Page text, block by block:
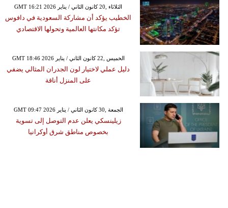
GMT 16:21 2026 الثلاثاء ,20 كانون الثاني / يناير
الخطيب يؤكد أن مشاركة السعودية في دافوس
تؤكد مكانتها العالمية وتحولها الاقتصادي
GMT 18:46 2026 الخميس ,22 كانون الثاني / يناير
دليل عملي لاختيار لون الجدران المثالي يضفي
على المنزل أناقة
GMT 09:47 2026 الجمعة ,30 كانون الثاني / يناير
زيلينسكي يعلن عدم التوصل إلى تسوية
بخصوص مناطق شرق أوكرانيا